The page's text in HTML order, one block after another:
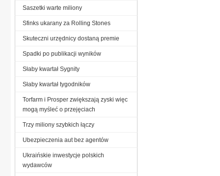
Saszetki warte miliony
Sfinks ukarany za Rolling Stones
Skuteczni urzędnicy dostaną premie
Spadki po publikacji wyników
Słaby kwartał Sygnity
Słaby kwartał tygodników
Torfarm i Prosper zwiększają zyski więc
mogą myśleć o przejęciach
Trzy miliony szybkich łączy
Ubezpieczenia aut bez agentów
Ukraińskie inwestycje polskich
wydawców